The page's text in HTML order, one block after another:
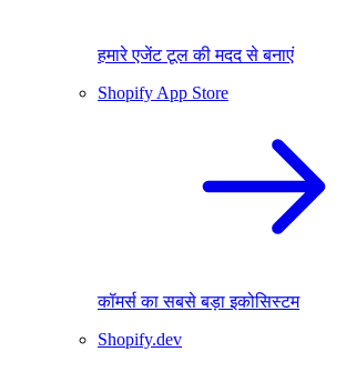
हमारे एजेंट टूल की मदद से बनाएं
Shopify App Store
कॉमर्स का सबसे बड़ा इकोसिस्टम
Shopify.dev